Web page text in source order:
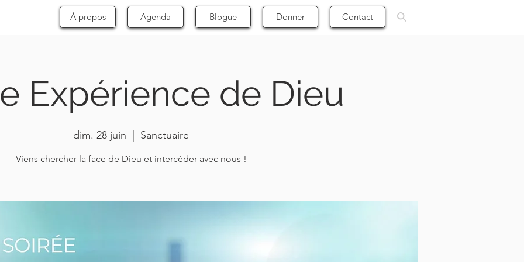
À propos Agenda Blogue Donner Contact
Expérience de Dieu
dim. 28 juin Sanctuaire
Viens chercher la face de Dieu et intercéder avec nous !